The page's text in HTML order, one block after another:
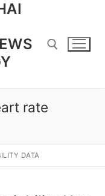
rate
DATA